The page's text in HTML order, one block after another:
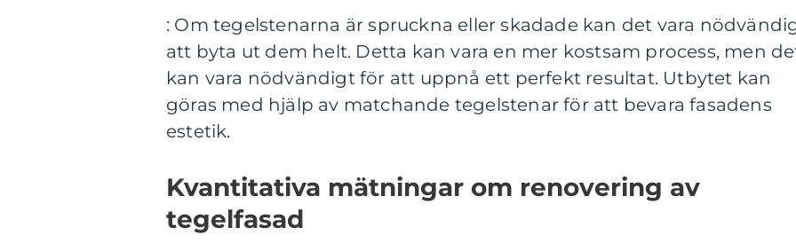
: Om tegelstenarna är spruckna eller skadade kan det vara
att byta ut dem helt. Detta kan vara en mer kostsam process, men
kan vara nödvändigt för att uppnå ett perfekt resultat. Utbytet kan
göras med hjälp av matchande tegelstenar för att bevara fasadens
estetik.
Kvantitativa mätningar om renovering av
tegelfasad